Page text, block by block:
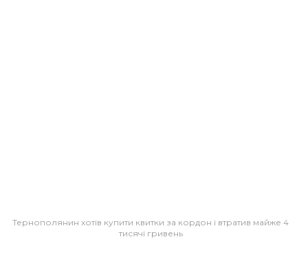
Тернополянин хотів купити квитки за кордон і втратив майже 4
тисячі гривень